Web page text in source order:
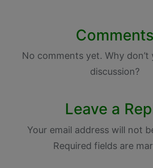
Comments
No comments yet. Why
discussion?
Leave a
Your email address will not
Required fields are